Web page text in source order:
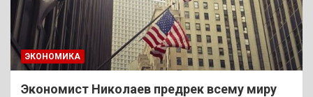
ЭКОНОМИКА
Экономист Николаев предрек всему миру